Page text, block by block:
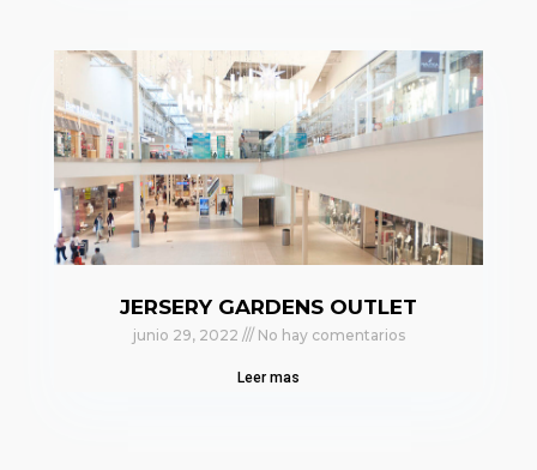
JERSERY GARDENS OUTLET
junio 29, 2022 No hay comentarios
Leer mas